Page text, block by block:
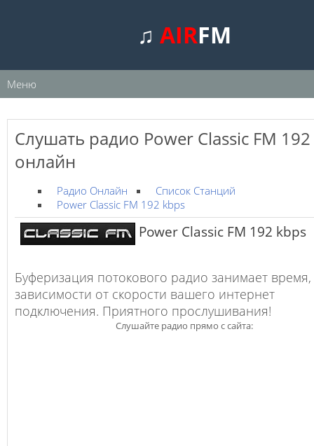
♫AIRFM
Меню
Слушать радио Power Classic FM
онлайн
Радио Онлайн
Список Станций
Power Classic FM 192 kbps
Power Classic FM 192 kbps
Буферизация потокового радио занимает время,
зависимости от скорости вашего интернет
подключения. Приятного прослушивания!
Слушайте радио прямо с сайта: